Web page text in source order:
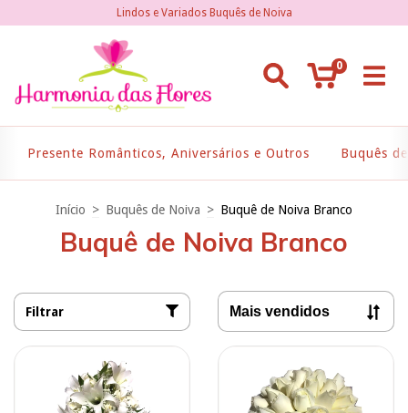
Lindos e Variados Buquês de Noiva
0
Presente Românticos, Aniversários e Outros Buquês
Início > Buquês de Noiva > Buquê de Noiva Branco
Buquê de Noiva Branco
Filtrar